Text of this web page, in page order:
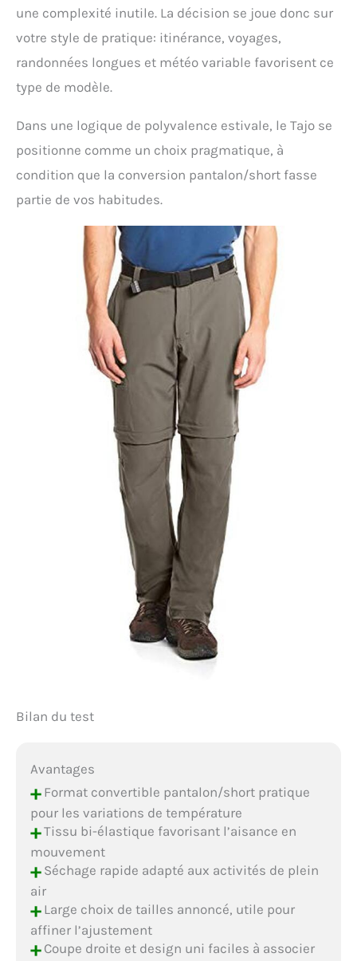
une complexité inutile. La décision se joue donc sur
votre style de pratique: itinérance, voyages,
randonnées longues et météo variable favorisent ce
type de modèle.
Dans une logique de polyvalence estivale, le Tajo se
positionne comme un choix pragmatique, à
condition que la conversion pantalon/short fasse
partie de vos habitudes.
Bilan du test
Avantages
+Format convertible pantalon/short pratique
pour les variations de température
+Tissu bi-élastique favorisant l’aisance en
mouvement
+Séchage rapide adapté aux activités de plein
air
+Large choix de tailles annoncé, utile pour
affiner l’ajustement
+Coupe droite et design uni faciles à associer